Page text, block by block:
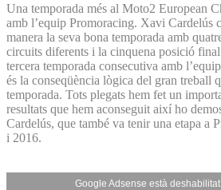
Una temporada més al Moto2 European
amb l’equip Promoracing. Xavi Cardelús
manera la seva bona temporada amb
circuits diferents i la cinquena posició
tercera temporada consecutiva amb
és la conseqüència lògica del gran treball
temporada. Tots plegats hem fet un
resultats que hem aconseguit així ho
Cardelús, que també va tenir una etapa a
i 2016.
Google Adsense està deshabilitat.